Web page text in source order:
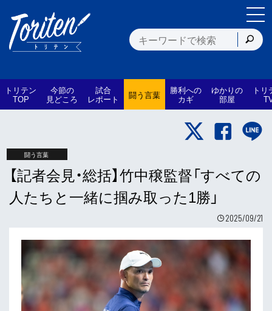
トリテン
TOP
今節の
見どころ
試合
レポート 闘う言葉 勝利への
カギ
ゆかりの
部屋
トリ
闘う言葉
【記者会見・総括】竹中穣監督「すべての
人たちと一緒に掴み取った1勝」
2025/09/21